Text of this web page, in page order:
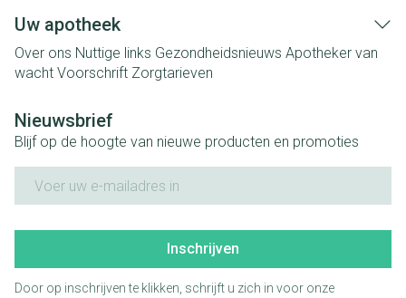
Uw apotheek
Over ons Nuttige links Gezondheidsnieuws Apotheker van
wacht Voorschrift Zorgtarieven
Nieuwsbrief
Blijf op de hoogte van nieuwe producten en promoties
Inschrijven
Door op inschrijven te klikken, schrijft u zich in voor onze